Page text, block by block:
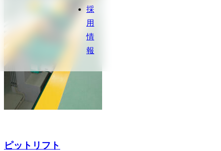
採
用
情
報
ピットリフト